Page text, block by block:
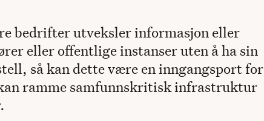
bedrifter utveksler informasjon eller
eller offentlige instanser uten å ha sin
så kan dette være en inngangsport for
ramme samfunnskritisk infrastruktur